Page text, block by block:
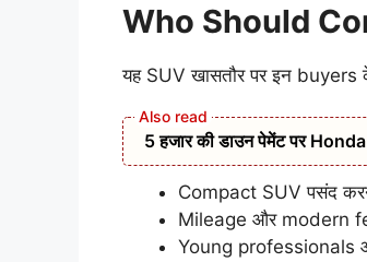
Who Should
यह SUV खासतौर पर इन
5 हजार की डाउन पेमेंट पर
Compact SUV पसंद
Mileage और modern
Young professionals